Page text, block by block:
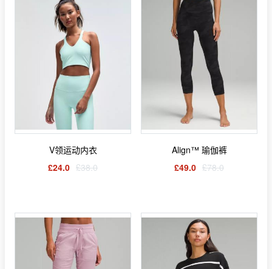
V领运动内衣
£24.0 £38.0
Align™ 瑜伽裤
£49.0 £78.0